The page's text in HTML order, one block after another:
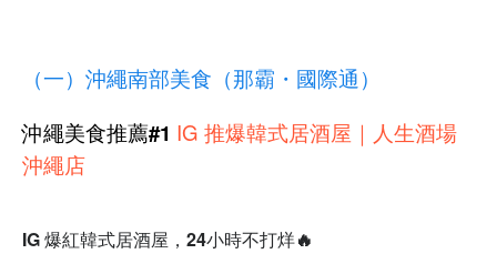
（一）沖繩南部美食（那霸・國際通）
沖繩美食推薦#1 IG 推爆韓式居酒屋｜人生酒場
沖繩店
IG 爆紅韓式居酒屋，24小時不打烊🔥